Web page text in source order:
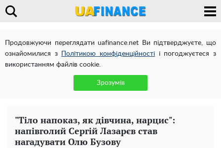
Продовжуючи переглядати uafinance.net Ви підтверджуєте, що
ознайомилися з
Політикою конфіденційності і погоджуєтеся з
використанням файлів cookie.
Зрозумів
"Тіло напоказ, як дівчина, нарцис":
напівголий Сергій Лазарєв став
нагадувати Олю Бузову